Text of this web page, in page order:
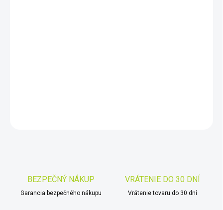
BEZPEČNÝ NÁKUP
Garancia bezpečného nákupu
VRÁTENIE DO 30 DNÍ
Vrátenie tovaru do 30 dní